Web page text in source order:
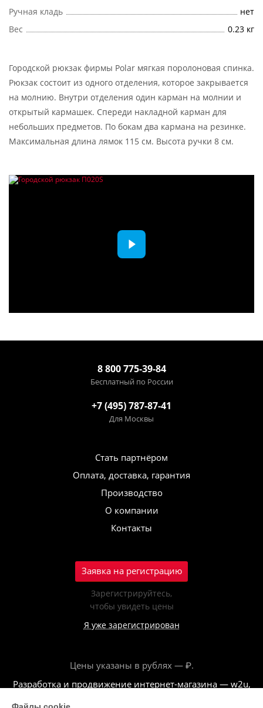
Ручная кладь
нет
Вес
0.23 кг
Городской рюкзак фирмы Polar мягкая поролоновая спинка.
Рюкзак состоит из одного отделения, которое закрывается
на молнию. Внутри отделения один карман на молнии и
открытый кармашек. Спереди накладной карман для
небольших предметов. По бокам два кармана на резинке.
Максимальная длина лямок 115 см. Высота ручки 8 см.
8 800 775-39-84
Бесплатный по России
+7 (495) 787-87-41
Для Москвы
Стать партнёром
Оплата, доставка, гарантия
Производство
О компании
Контакты
Заявка на регистрацию
Зарегистрируйтесь,
чтобы увидеть цены
Я уже зарегистрирован
Цены указаны в рублях — ₽.
Разработка и продвижение интернет-магазина — w2u,